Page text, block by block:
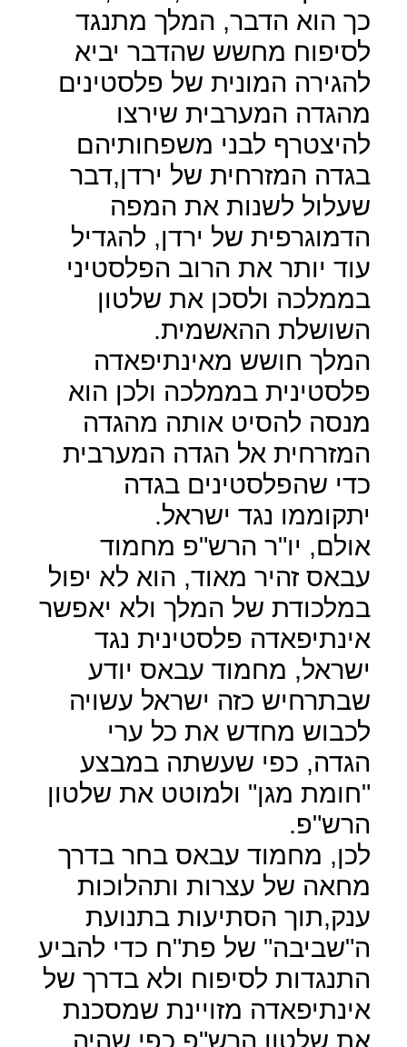
כך הוא הדבר, המלך מתנגד
לסיפוח מחשש שהדבר יביא
להגירה המונית של פלסטינים
מהגדה המערבית שירצו
להיצטרף לבני משפחותיהם
בגדה המזרחית של ירדן,דבר
שעלול לשנות את המפה
הדמוגרפית של ירדן, להגדיל
עוד יותר את הרוב הפלסטיני
בממלכה ולסכן את שלטון
השושלת ההאשמית.
המלך חושש מאינתיפאדה
פלסטינית בממלכה ולכן הוא
מנסה להסיט אותה מהגדה
המזרחית אל הגדה המערבית
כדי שהפלסטינים בגדה
יתקוממו נגד ישראל.
אולם, יו"ר הרש"פ מחמוד
עבאס זהיר מאוד, הוא לא יפול
במלכודת של המלך ולא יאפשר
אינתיפאדה פלסטינית נגד
ישראל, מחמוד עבאס יודע
שבתרחיש כזה ישראל עשויה
לכבוש מחדש את כל ערי
הגדה, כפי שעשתה במבצע
"חומת מגן" ולמוטט את שלטון
הרש"פ.
לכן, מחמוד עבאס בחר בדרך
מחאה של עצרות ותהלוכות
ענק,תוך הסתיעות בתנועת
ה"שביבה" של פת"ח כדי להביע
התנגדות לסיפוח ולא בדרך של
אינתיפאדה מזויינת שמסכנת
את שלטון הרש"פ כפי שהיה